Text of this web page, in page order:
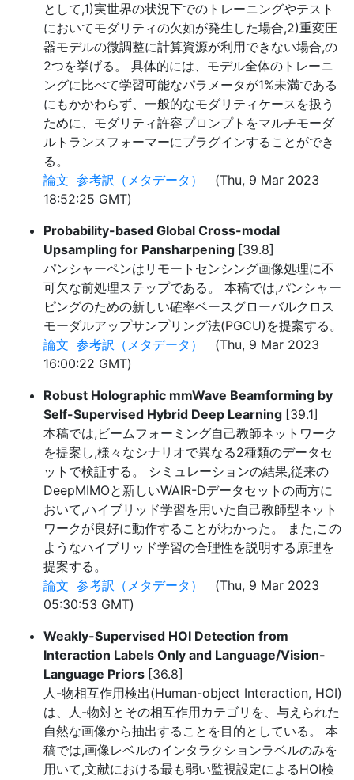
として,1)実世界の状況下でのトレーニングやテスト
においてモダリティの欠如が発生した場合,2)重変圧
器モデルの微調整に計算資源が利用できない場合,の
2つを挙げる。 具体的には、モデル全体のトレーニ
ングに比べて学習可能なパラメータが1%未満である
にもかかわらず、一般的なモダリティケースを扱う
ために、モダリティ許容プロンプトをマルチモーダ
ルトランスフォーマーにプラグインすることができ
る。
論文 参考訳（メタデータ）
(Thu, 9 Mar 2023
18:52:25 GMT)
Probability-based Global Cross-modal
Upsampling for Pansharpening [39.8]
パンシャーペンはリモートセンシング画像処理に不
可欠な前処理ステップである。 本稿では,パンシャー
ピングのための新しい確率ベースグローバルクロス
モーダルアップサンプリング法(PGCU)を提案する。
論文 参考訳（メタデータ）
(Thu, 9 Mar 2023
16:00:22 GMT)
Robust Holographic mmWave Beamforming by
Self-Supervised Hybrid Deep Learning [39.1]
本稿では,ビームフォーミング自己教師ネットワーク
を提案し,様々なシナリオで異なる2種類のデータセ
ットで検証する。 シミュレーションの結果,従来の
DeepMIMOと新しいWAIR-Dデータセットの両方に
おいて,ハイブリッド学習を用いた自己教師型ネット
ワークが良好に動作することがわかった。 また,この
ようなハイブリッド学習の合理性を説明する原理を
提案する。
論文 参考訳（メタデータ）
(Thu, 9 Mar 2023
05:30:53 GMT)
Weakly-Supervised HOI Detection from
Interaction Labels Only and Language/Vision-
Language Priors [36.8]
人-物相互作用検出(Human-object Interaction, HOI)
は、人-物対とその相互作用カテゴリを、与えられた
自然な画像から抽出することを目的としている。 本
稿では,画像レベルのインタラクションラベルのみを
用いて,文献における最も弱い監視設定によるHOI検